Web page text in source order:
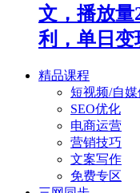
文，播放量
利，单日变
精品课程
短视频/自媒
SEO优化
电商运营
营销技巧
文案写作
免费专区